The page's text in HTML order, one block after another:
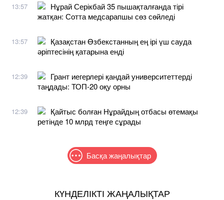
13:57
Нұрай Серікбай 35 пышақталғанда тірі
жатқан: Сотта медсарапшы сөз сөйледі
13:57
Қазақстан Өзбекстанның ең ірі үш сауда
әріптесінің қатарына енді
12:39
Грант иегерлері қандай университеттерді
таңдады: ТОП-20 оқу орны
12:39
Қайтыс болған Нұрайдың отбасы өтемақы
ретінде 10 млрд теңге сұрады
Басқа жаңалықтар
КҮНДЕЛІКТІ ЖАҢАЛЫҚТАР